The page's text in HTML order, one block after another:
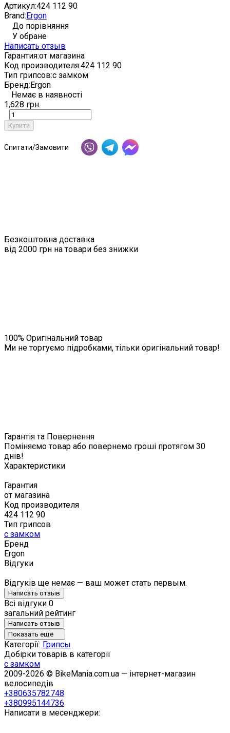
Артикул:424 112 90
Brand:Ergon
До порівняння
У обране
Написать отзыв
Гарантия:от магазина
Код производителя:424 112 90
Тип грипсов:с замком
Бренд:Ergon
Немає в наявності
1,628 грн.
Купити
Спитати/Замовити
Безкоштовна доставка
від 2000 грн на товари без знижки
100% Оригінальний товар
Ми не торгуємо підробками, тільки оригінальний товар!
Гарантія та Повернення
Поміняємо товар або повернемо гроші протягом 30
днів!
Характеристики
Гарантия
от магазина
Код производителя
424 112 90
Тип грипсов
с замком
Бренд
Ergon
Відгуки
Відгуків ще немає — ваш может стать первым.
Написать отзыв
Всі відгуки 0
загальний рейтинг
Написать отзыв
Показать ещё
Категорії: Грипсы
Добірки товарів в категорії
с замком
2009-2026 © BikeMania.com.ua — інтернет-магазин
велосипедів
+380635782748
+380995144736
Написати в месенджери: